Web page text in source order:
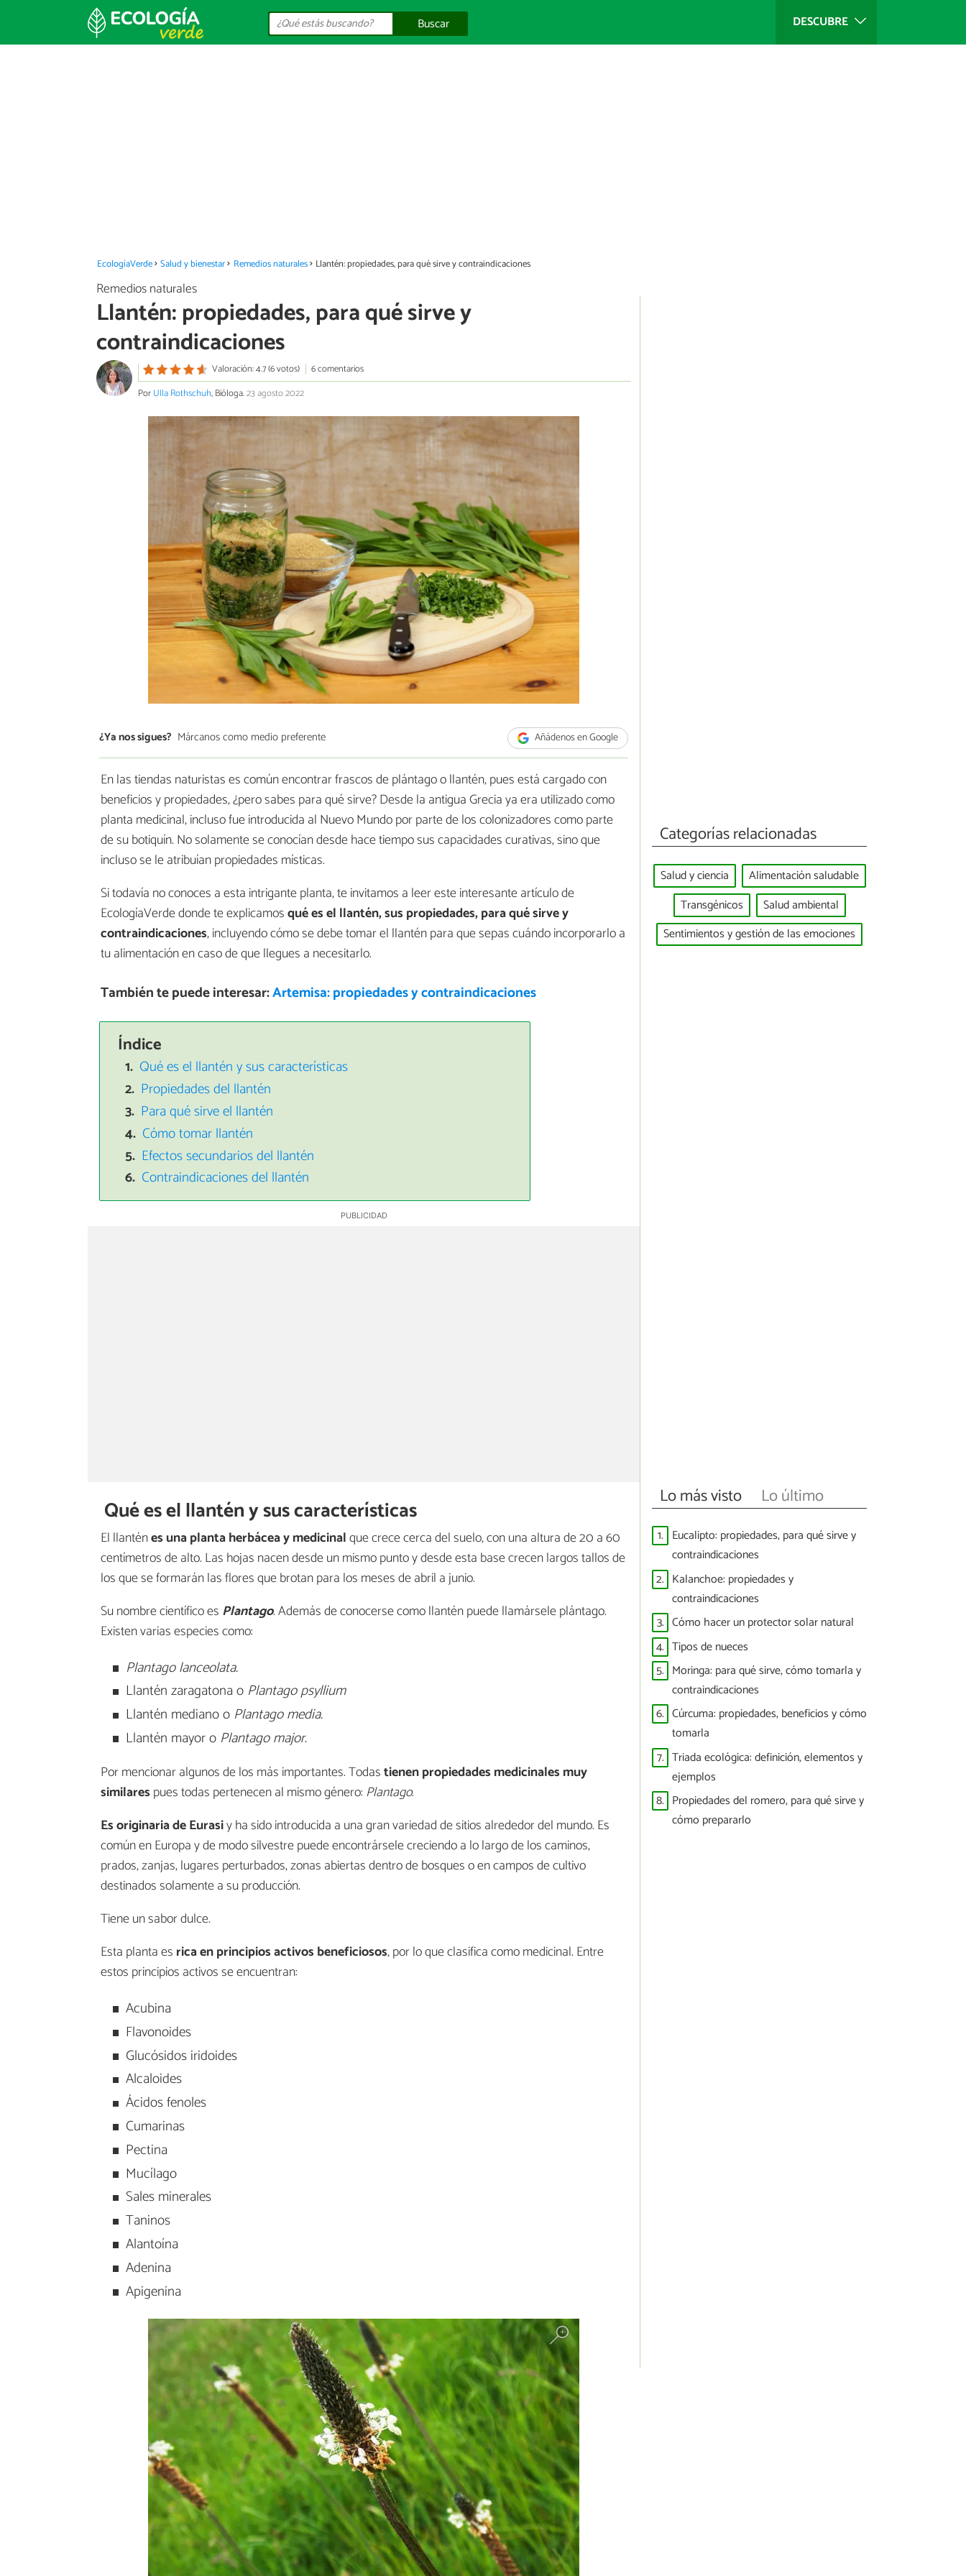
DESCUBRE
Buscar
EcologíaVerde Salud y bienestar Remedios naturales Llantén: propiedades, para qué sirve y contraindicaciones
Remedios naturales
Llantén: propiedades, para qué sirve y
contraindicaciones
Valoración: 4.7 (6 votos)
6 comentarios
PorUlla Rothschuh, Bióloga.23 agosto 2022
¿Ya nos sigues? Márcanos como medio preferente Añádenos en Google
En las tiendas naturistas es común encontrar frascos de plántago o llantén, pues está cargado con
beneficios y propiedades, ¿pero sabes para qué sirve? Desde la antigua Grecia ya era utilizado como
planta medicinal, incluso fue introducida al Nuevo Mundo por parte de los colonizadores como parte
de su botiquín. No solamente se conocían desde hace tiempo sus capacidades curativas, sino que
incluso se le atribuían propiedades místicas.
Si todavía no conoces a esta intrigante planta, te invitamos a leer este interesante artículo de
EcologíaVerde donde te explicamosqué es el llantén, sus propiedades, para qué sirve y
contraindicaciones, incluyendo cómo se debe tomar el llantén para que sepas cuándo incorporarlo a
tu alimentación en caso de que llegues a necesitarlo.
También te puede interesar:Artemisa: propiedades y contraindicaciones
Índice
Qué es el llantén y sus características
Propiedades del llantén
Para qué sirve el llantén
Cómo tomar llantén
Efectos secundarios del llantén
Contraindicaciones del llantén
Qué es el llantén y sus características
El llanténes una planta herbácea y medicinalque crece cerca del suelo, con una altura de 20 a 60
centímetros de alto. Las hojas nacen desde un mismo punto y desde esta base crecen largos tallos de
los que se formarán las flores que brotan para los meses de abril a junio.
Su nombre científico es Plantago. Además de conocerse como llantén puede llamársele plántago.
Existen varias especies como:
Plantago lanceolata.
Llantén zaragatona o Plantagopsyllium
Llantén mediano o Plantago media.
Llantén mayor o Plantago major.
Por mencionar algunos de los más importantes. Todastienen propiedades medicinales muy
similares pues todas pertenecen al mismo género:Plantago.
Es originaria de Eurasiy ha sido introducida a una gran variedad de sitios alrededor del mundo. Es
común en Europa y de modo silvestre puede encontrársele creciendo a lo largo de los caminos,
prados, zanjas, lugares perturbados, zonas abiertas dentro de bosques o en campos de cultivo
destinados solamente a su producción.
Tiene un sabor dulce.
Esta planta es rica en principios activos beneficiosos, por lo que clasifica como medicinal. Entre
estos principios activos se encuentran:
Acubina
Flavonoides
Glucósidos iridoides
Alcaloides
Ácidos fenoles
Cumarinas
Pectina
Mucílago
Sales minerales
Taninos
Alantoína
Adenina
Apigenina
Categorías relacionadas
Salud y ciencia
Alimentación saludable
Transgénicos
Salud ambiental
Sentimientos y gestión de las emociones
Lo más visto Lo último
1. Eucalipto: propiedades, para qué sirve y
contraindicaciones
2. Kalanchoe: propiedades y
contraindicaciones
3. Cómo hacer un protector solar natural
4. Tipos de nueces
5. Moringa: para qué sirve, cómo tomarla y
contraindicaciones
6. Cúrcuma: propiedades, beneficios y cómo
tomarla
7. Triada ecológica: definición, elementos y
ejemplos
8. Propiedades del romero, para qué sirve y
cómo prepararlo